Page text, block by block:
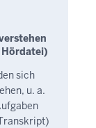
sich
u. a.